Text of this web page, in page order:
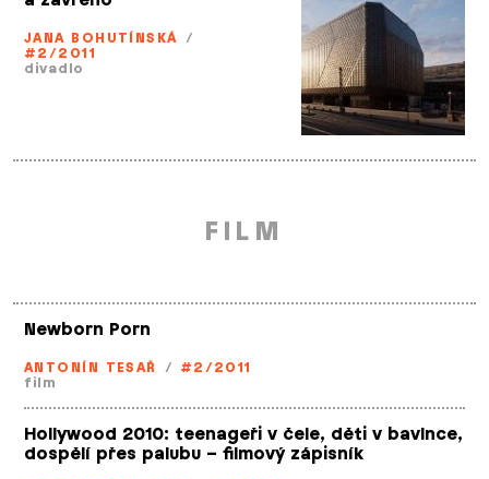
JANA BOHUTÍNSKÁ /
#2/2011
divadlo
FILM
Newborn Porn
ANTONÍN TESAŘ / #2/2011
film
Hollywood 2010: teenageři v čele, děti v bavlnce,
dospělí přes palubu – filmový zápisník